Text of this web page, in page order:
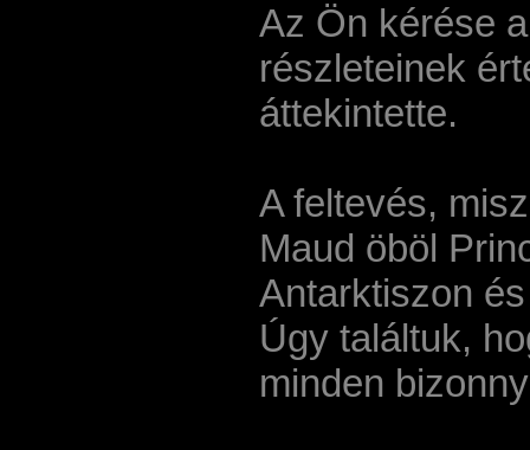
Az Ön kérése
részleteinek
áttekintette.
A feltevés,
Maud öböl
Antarktiszon
Úgy találtuk,
minden